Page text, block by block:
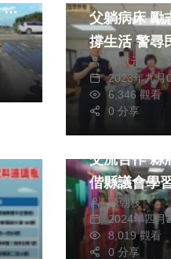
淹
父躺病床 勵志女苦
撐生活 警尋民間資
源助解困
林獻元
2023年九月
6,346 觀看
0 分享
熱門 生活
健康及醫療
許縣長率團
交流合作 縣
偕縣議會學
環保工作執
陳朝枝
2024年四月
8,019 觀看
0 分享